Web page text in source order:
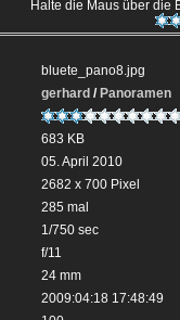
Halte die Maus über die
bluete_pano8.jpg
gerhard / Panoramen
683 KB
05. April 2010
2682 x 700 Pixel
285 mal
1/750 sec
f/11
24 mm
2009:04:18 17:48:49